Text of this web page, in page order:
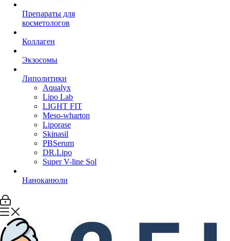
Препараты для
косметологов
Коллаген
Экзосомы
Липолитики
Aqualyx
Lipo Lab
LIGHT FIT
Meso-wharton
Liporase
Skinasil
PBSerum
DR.Lipo
Super V-line Sol
Наноканюли